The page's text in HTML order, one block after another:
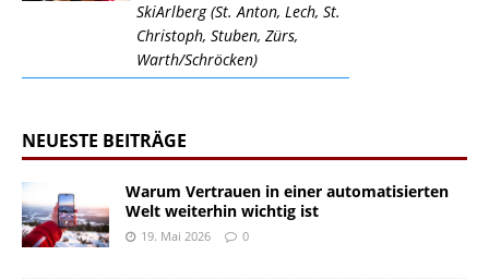
SkiArlberg (St. Anton, Lech, St.
Christoph, Stuben, Zürs,
Warth/Schröcken)
NEUESTE BEITRÄGE
Warum Vertrauen in einer automatisierten
Welt weiterhin wichtig ist
19. Mai 2026 0